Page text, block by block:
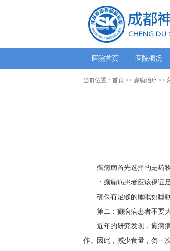
医院首页 医院概况
当前位置： 首页 >> 癫痫治疗 >>
癫痫病首先选择的是药
：癫痫病患者应该保证
确保有足够的睡眠如睡
第二：癫痫病患者不要
近年的研究发现，癫痫
作。因此，减少食量，勿一